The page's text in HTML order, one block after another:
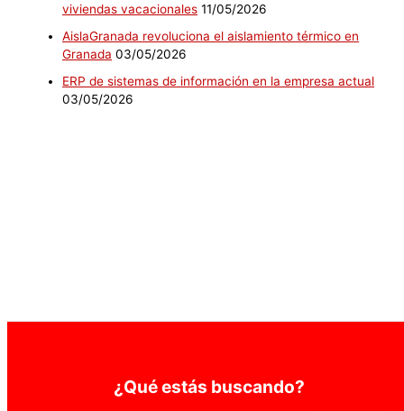
viviendas vacacionales 11/05/2026
AislaGranada revoluciona el aislamiento térmico en
Granada 03/05/2026
ERP de sistemas de información en la empresa actual
03/05/2026
¿Qué estás buscando?